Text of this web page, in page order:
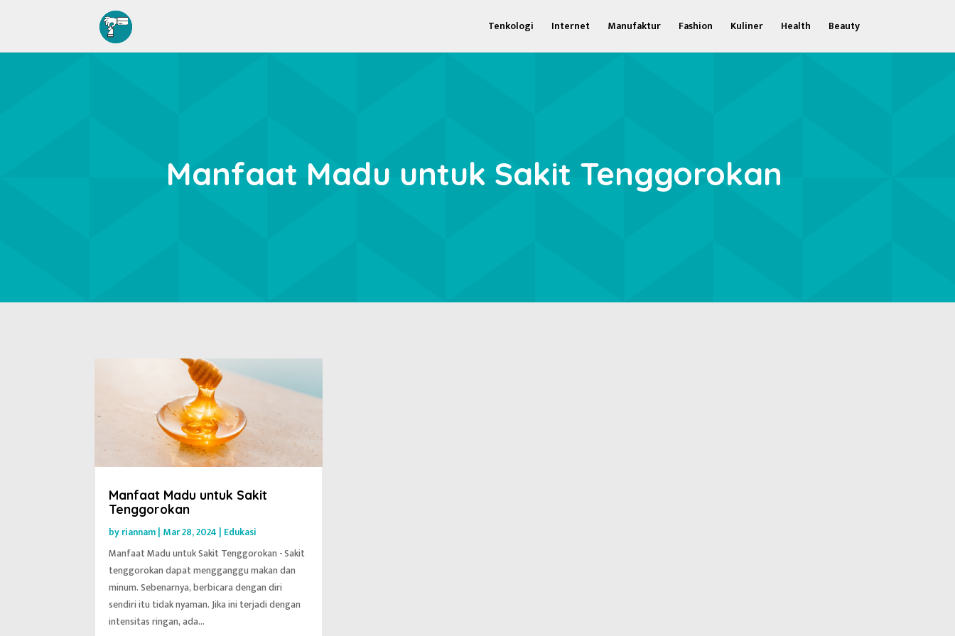
Tenkologi Internet Manufaktur Fashion Kuliner Health Beauty
Manfaat Madu untuk Sakit Tenggorokan
Manfaat Madu untuk Sakit
Tenggorokan
byriannam| Mar 28, 2024 | Edukasi
Manfaat Madu untuk Sakit Tenggorokan - Sakit
tenggorokan dapat mengganggu makan dan
minum. Sebenarnya, berbicara dengan diri
sendiri itu tidak nyaman. Jika ini terjadi dengan
intensitas ringan, ada...